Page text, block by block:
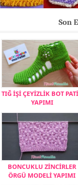
Son
TIĞ İŞİ ÇEYİZLİK BOT
YAPIMI
BONCUKLU ZİNCİRLER
ÖRGÜ MODELİ YAPIMI